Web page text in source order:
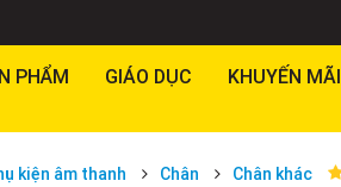
PHẨM GIÁO DỤC KHUYẾN MÃI
kiện âm thanh Chân Chân khác